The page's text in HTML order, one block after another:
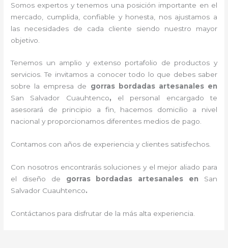
Somos expertos y tenemos una posición importante en el
mercado, cumplida, confiable y honesta, nos ajustamos a
las necesidades de cada cliente siendo nuestro mayor
objetivo.
Tenemos un amplio y extenso portafolio de productos y
servicios. Te invitamos a conocer todo lo que debes saber
sobre la empresa de gorras bordadas artesanales en
San Salvador Cuauhtenco, el personal encargado te
asesorará de principio a fin, hacemos domicilio a nivel
nacional y proporcionamos diferentes medios de pago.
Contamos con años de experiencia y clientes satisfechos.
Con nosotros encontrarás soluciones y el mejor aliado para
el diseño de gorras bordadas artesanales en San
Salvador Cuauhtenco.
Contáctanos para disfrutar de la más alta experiencia.